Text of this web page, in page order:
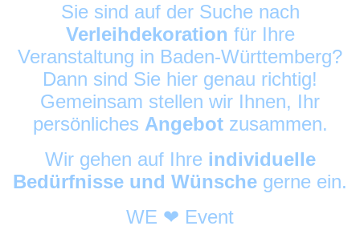
Sie sind auf der Suche nach
Verleihdekoration für Ihre
Veranstaltung in Baden-Württemberg?
Dann sind Sie hier genau richtig!
Gemeinsam stellen wir Ihnen, Ihr
persönliches Angebot zusammen.
Wir gehen auf Ihre individuelle
Bedürfnisse und Wünsche gerne ein.
WE ❤ Event